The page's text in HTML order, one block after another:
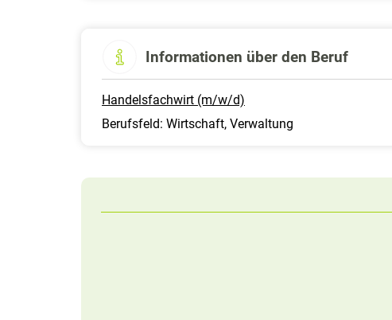
Informationen über den Beruf
Handelsfachwirt (m/w/d)
Berufsfeld: Wirtschaft, Verwaltung